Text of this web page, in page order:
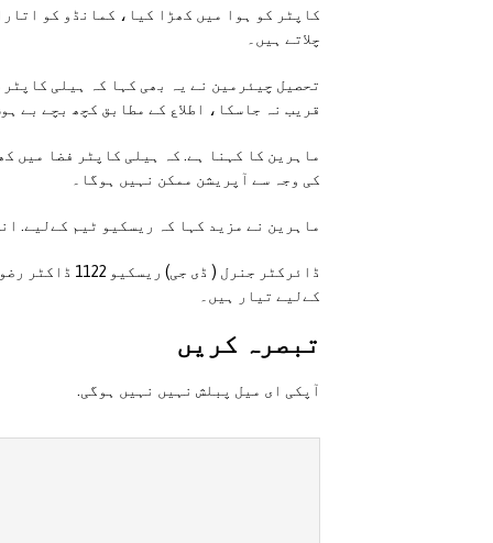
کاپٹر کو ہوا میں کھڑا کیا، کمانڈو کو
چلاتے ہیں۔
تحصیل چیئرمین نے یہ بھی کہا کہ ہیلی
قریب نہ جاسکا، اطلاع کے مطابق کچھ بچے بے
ماہرین کا کہنا ہے. کہ ہیلی کاپٹر فضا میں
کی وجہ سے آپریشن ممکن نہیں ہوگا۔
ماہرین نے مزید کہا کہ ریسکیو ٹیم کےلیے.
ڈائرکٹر جنرل
کےلیے تیار ہیں۔
تبصرہ کريں
آپکی ای ميل پبلش نہيں نہيں ہوگی.